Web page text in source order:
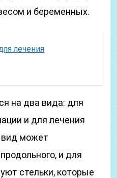
и беременных.
лечения
на два вида: для
и для лечения
вид может
и для
стельки, которые